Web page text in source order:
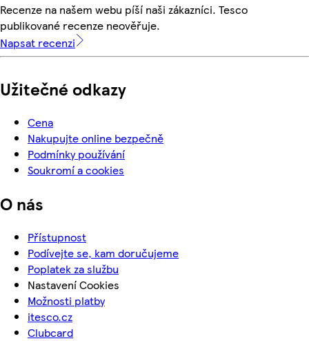
Recenze na našem webu píší naši zákazníci. Tesco
publikované recenze neověřuje.
Napsat recenzi
Užitečné odkazy
Cena
Nakupujte online bezpečně
Podmínky používání
Soukromí a cookies
O nás
Přístupnost
Podívejte se, kam doručujeme
Poplatek za službu
Nastavení Cookies
Možnosti platby
itesco.cz
Clubcard